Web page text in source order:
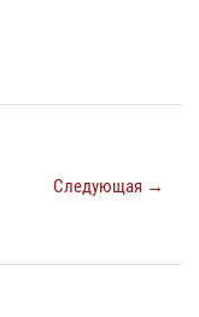
Следующая →